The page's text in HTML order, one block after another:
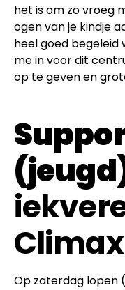
het is om zo vroeg
ogen van je kindje
heel goed begeleid
me in voor dit
op te geven en
Climax
Op zaterdag lopen